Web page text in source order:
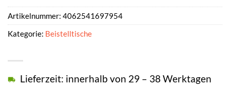
Lieferzeit: innerhalb von 29 – 38 Werktagen
Artikelnummer: 4062541697954
Kategorie: Beistelltische